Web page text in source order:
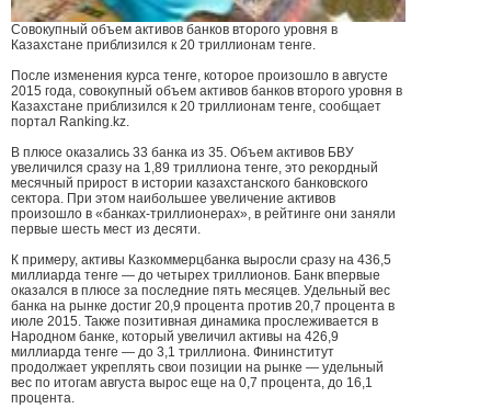
Совокупный объем активов банков второго уровня в
Казахстане приблизился к 20 триллионам тенге.
После изменения курса тенге, которое произошло в августе
2015 года, совокупный объем активов банков второго уровня в
Казахстане приблизился к 20 триллионам тенге, сообщает
портал Ranking.kz.
В плюсе оказались 33 банка из 35. Объем активов БВУ
увеличился сразу на 1,89 триллиона тенге, это рекордный
месячный прирост в истории казахстанского банковского
сектора. При этом наибольшее увеличение активов
произошло в «банках-триллионерах», в рейтинге они заняли
первые шесть мест из десяти.
К примеру, активы Казкоммерцбанка выросли сразу на 436,5
миллиарда тенге — до четырех триллионов. Банк впервые
оказался в плюсе за последние пять месяцев. Удельный вес
банка на рынке достиг 20,9 процента против 20,7 процента в
июле 2015. Также позитивная динамика прослеживается в
Народном банке, который увеличил активы на 426,9
миллиарда тенге — до 3,1 триллиона. Фининститут
продолжает укреплять свои позиции на рынке — удельный
вес по итогам августа вырос еще на 0,7 процента, до 16,1
процента.